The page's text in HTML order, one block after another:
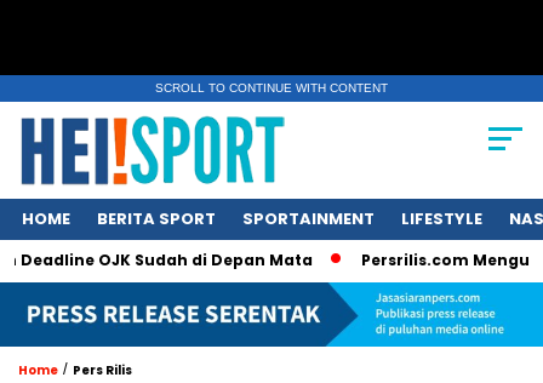
SCROLL TO CONTINUE WITH CONTENT
HOME BERITA SPORT SPORTAINMENT LIFESTYLE
OJK Sudah di Depan Mata Persrilis.com Mengucapkan
Home / Pers Rilis